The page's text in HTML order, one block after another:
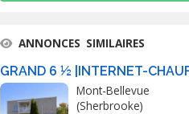
ANNONCES SIMILAIRES
Mont-Bellevue
(Sherbrooke)